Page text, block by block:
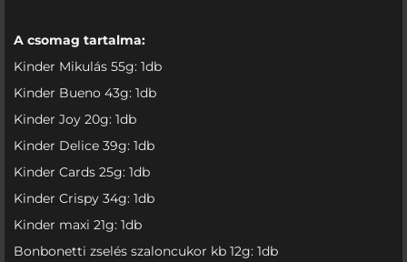
A csomag tartalma:
Kinder Mikulás 55g: 1db
Kinder Bueno 43g: 1db
Kinder Joy 20g: 1db
Kinder Delice 39g: 1db
Kinder Cards 25g: 1db
Kinder Crispy 34g: 1db
Kinder maxi 21g: 1db
Bonbonetti zselés szaloncukor kb 12g: 1db